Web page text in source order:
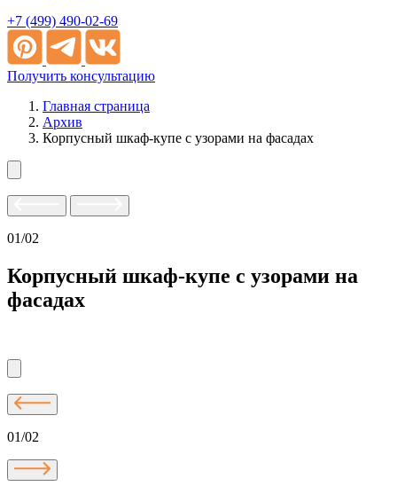
+7 (499) 490-02-69
Получить консультацию
Главная страница
Архив
Корпусный шкаф-купе с узорами на фасадах
01/02
Корпусный шкаф-купе с узорами на
фасадах
01/02